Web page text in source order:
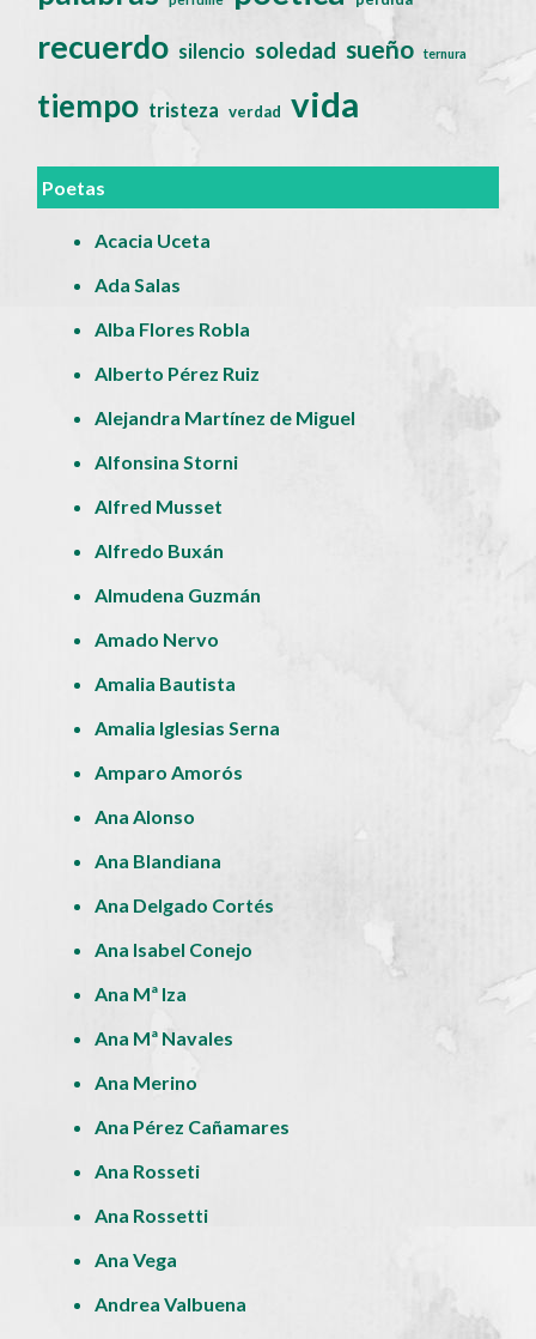
recuerdo silencio soledad sueño ternura
tiempo tristeza verdad vida
Poetas
Acacia Uceta
Ada Salas
Alba Flores Robla
Alberto Pérez Ruiz
Alejandra Martínez de Miguel
Alfonsina Storni
Alfred Musset
Alfredo Buxán
Almudena Guzmán
Amado Nervo
Amalia Bautista
Amalia Iglesias Serna
Amparo Amorós
Ana Alonso
Ana Blandiana
Ana Delgado Cortés
Ana Isabel Conejo
Ana Mª Iza
Ana Mª Navales
Ana Merino
Ana Pérez Cañamares
Ana Rosseti
Ana Rossetti
Ana Vega
Andrea Valbuena